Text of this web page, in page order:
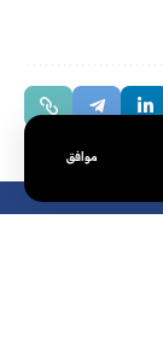
موافق